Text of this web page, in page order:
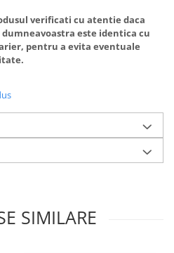
verificati cu atentie daca
este identica cu
pentru a evita eventuale
SIMILARE